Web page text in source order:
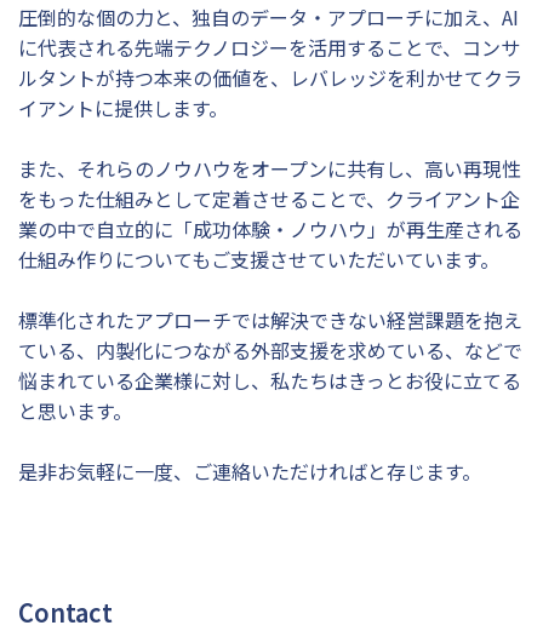
圧倒的な個の力と、独自のデータ・アプローチに加え、AI
に代表される先端テクノロジーを活用することで、コンサ
ルタントが持つ本来の価値を、レバレッジを利かせてクラ
イアントに提供します。
また、それらのノウハウをオープンに共有し、高い再現性
をもった仕組みとして定着させることで、クライアント企
業の中で自立的に「成功体験・ノウハウ」が再生産される
仕組み作りについてもご支援させていただいています。
標準化されたアプローチでは解決できない経営課題を抱え
ている、内製化につながる外部支援を求めている、などで
悩まれている企業様に対し、私たちはきっとお役に立てる
と思います。
是非お気軽に一度、ご連絡いただければと存じます。
Contact